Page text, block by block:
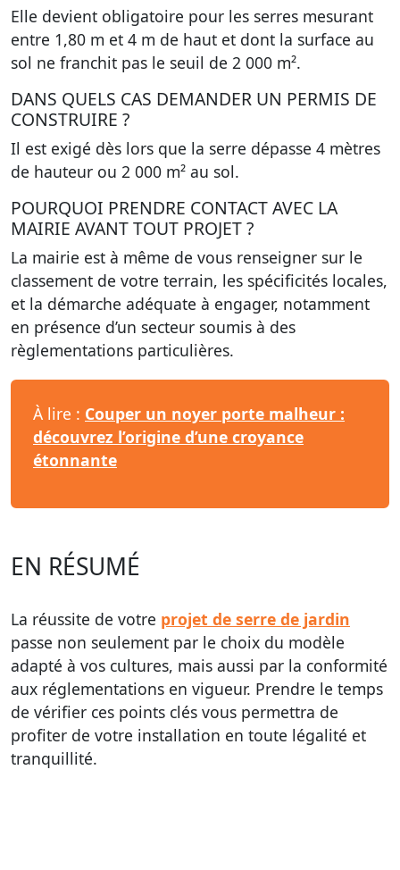
Elle devient obligatoire pour les serres mesurant
entre 1,80 m et 4 m de haut et dont la surface au
sol ne franchit pas le seuil de 2 000 m².
DANS QUELS CAS DEMANDER UN PERMIS DE
CONSTRUIRE ?
Il est exigé dès lors que la serre dépasse 4 mètres
de hauteur ou 2 000 m² au sol.
POURQUOI PRENDRE CONTACT AVEC LA
MAIRIE AVANT TOUT PROJET ?
La mairie est à même de vous renseigner sur le
classement de votre terrain, les spécificités locales,
et la démarche adéquate à engager, notamment
en présence d’un secteur soumis à des
règlementations particulières.
À lire : Couper un noyer porte malheur :
découvrez l’origine d’une croyance
étonnante
EN RÉSUMÉ
La réussite de votre projet de serre de jardin
passe non seulement par le choix du modèle
adapté à vos cultures, mais aussi par la conformité
aux réglementations en vigueur. Prendre le temps
de vérifier ces points clés vous permettra de
profiter de votre installation en toute légalité et
tranquillité.